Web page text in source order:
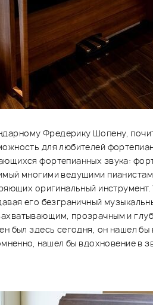
Фредерику Шопену,
для любителей
фортепианных звука:
многими ведущими
оригинальный
его безграничный
прозрачным и
был здесь сегодня, он нашел
нашел бы вдохновение в